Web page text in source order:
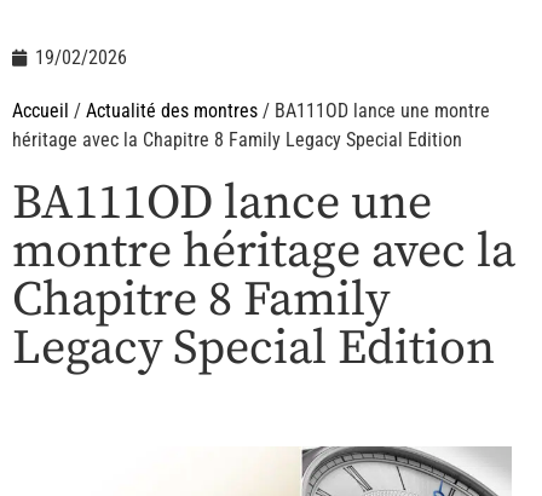
19/02/2026
Accueil / Actualité des montres / BA111OD lance une montre
héritage avec la Chapitre 8 Family Legacy Special Edition
BA111OD lance une
montre héritage avec la
Chapitre 8 Family
Legacy Special Edition